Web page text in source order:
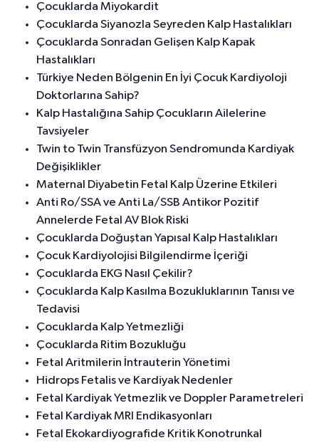
Çocuklarda Miyokardit
Çocuklarda Siyanozla Seyreden Kalp Hastalıkları
Çocuklarda Sonradan Gelişen Kalp Kapak
Hastalıkları
Türkiye Neden Bölgenin En İyi Çocuk Kardiyoloji
Doktorlarına Sahip?
Kalp Hastalığına Sahip Çocukların Ailelerine
Tavsiyeler
Twin to Twin Transfüzyon Sendromunda Kardiyak
Değişiklikler
Maternal Diyabetin Fetal Kalp Üzerine Etkileri
Anti Ro/SSA ve Anti La/SSB Antikor Pozitif
Annelerde Fetal AV Blok Riski
Çocuklarda Doğuştan Yapısal Kalp Hastalıkları
Çocuk Kardiyolojisi Bilgilendirme İçeriği
Çocuklarda EKG Nasıl Çekilir?
Çocuklarda Kalp Kasılma Bozukluklarının Tanısı ve
Tedavisi
Çocuklarda Kalp Yetmezliği
Çocuklarda Ritim Bozukluğu
Fetal Aritmilerin İntrauterin Yönetimi
Hidrops Fetalis ve Kardiyak Nedenler
Fetal Kardiyak Yetmezlik ve Doppler Parametreleri
Fetal Kardiyak MRI Endikasyonları
Fetal Ekokardiyografide Kritik Konotrunkal